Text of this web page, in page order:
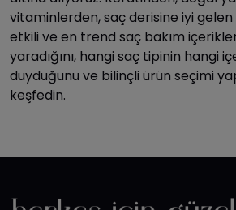
vitaminlerden, saç derisine iyi
etkili ve en trend saç bakım
yaradığını, hangi saç tipinin hangi
duyduğunu ve bilinçli ürün seçimi
keşfedin.